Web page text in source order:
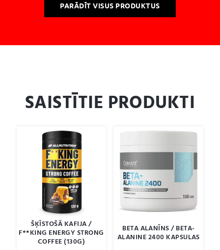
PARĀDĪT VISUS PRODUKTUS
SAISTĪTIE PRODUKTI
ŠĶĪSTOŠĀ KAFIJA /
F**KING ENERGY STRONG
COFFEE (130G)
BETA ALANĪNS / BETA-
ALANINE 2400 KAPSULAS